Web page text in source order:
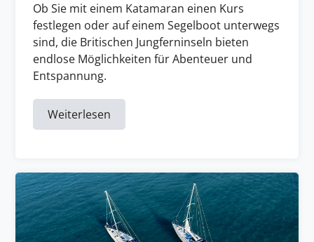
Ob Sie mit einem Katamaran einen Kurs
festlegen oder auf einem Segelboot unterwegs
sind, die Britischen Jungferninseln bieten
endlose Möglichkeiten für Abenteuer und
Entspannung.
Weiterlesen